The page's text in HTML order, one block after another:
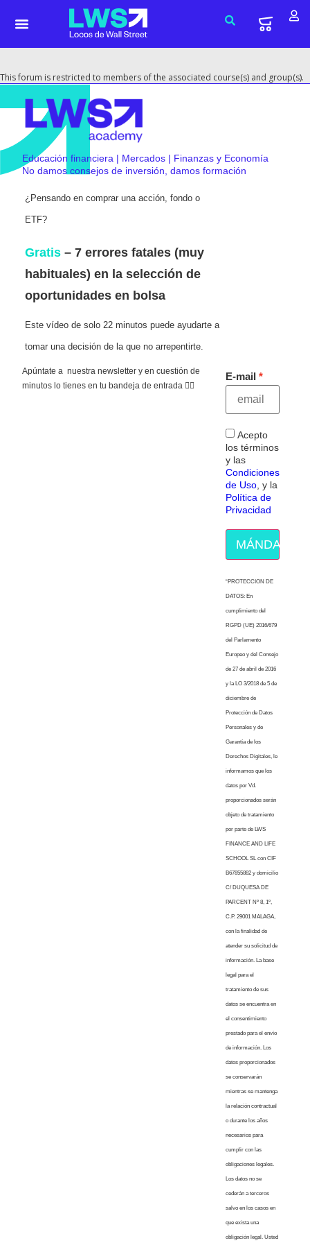
This forum is restricted to members of the associated course(s) and group(s).
Educación financiera | Mercados | Finanzas y Economía
No damos consejos de inversión, damos formación
¿Pensando en comprar una acción, fondo o
ETF?
Gratis – 7 errores fatales (muy
habituales) en la selección de
oportunidades en bolsa
Este vídeo de solo 22 minutos puede ayudarte a
tomar una decisión de la que no arrepentirte.
Apúntate a nuestra newsletter y en cuestión de
minutos lo tienes en tu bandeja de entrada 👇🏻
E-mail
Acepto
los términos
y las
Condiciones
de Uso, y la
Política de
Privacidad
MÁNDAME
“PROTECCION DE
DATOS: En
cumplimiento del
RGPD (UE) 2016/679
del Parlamento
Europeo y del Consejo
de 27 de abril de 2016
y la LO 3/2018 de 5 de
diciembre de
Protección de Datos
Personales y de
Garantía de los
Derechos Digitales, le
informamos que los
datos por Vd.
proporcionados serán
objeto de tratamiento
por parte de LWS
FINANCE AND LIFE
SCHOOL SL con CIF
B67855882 y domicilio
C/ DUQUESA DE
PARCENT Nº 8, 1º,
C.P. 29001 MALAGA,
con la finalidad de
atender su solicitud de
información. La base
legal para el
tratamiento de sus
datos se encuentra en
el consentimiento
prestado para el envío
de información. Los
datos proporcionados
se conservarán
mientras se mantenga
la relación contractual
o durante los años
necesarios para
cumplir con las
obligaciones legales.
Los datos no se
cederán a terceros
salvo en los casos en
que exista una
obligación legal. Usted